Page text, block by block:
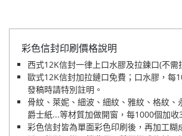
彩色信封印刷價格說明
西式12K信封一律上口水膠及拉鍊口(不需
歐式12K信封加拉鏈口免費；口水膠，每
發稿時請特別註明。
骨紋、萊妮、細波、細紋、雅紋、格紋、
爵士紙...等材質加做開窗，每1000個加收
彩色信封皆為單面彩色印刷後，再加工糊